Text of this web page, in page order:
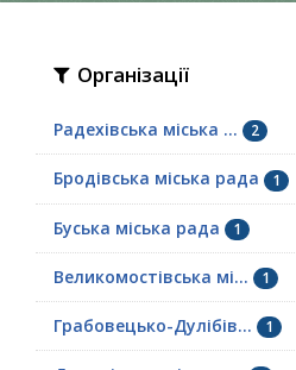
Організації
Радехівська міська ... 2
Бродівська міська рада 1
Буська міська рада 1
Великомостівська мі... 1
Грабовецько-Дулібів... 1